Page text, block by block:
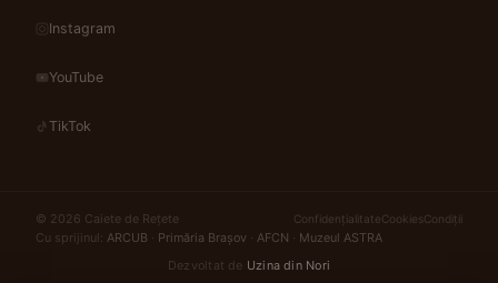
Instagram
YouTube
TikTok
© 2026 Caiete de Rețete ConfidențialitateCookiesCondiții
Cu sprijinul: ARCUB · Primăria Brașov · AFCN · Muzeul ASTRA
Dezvoltat de Uzina din Nori